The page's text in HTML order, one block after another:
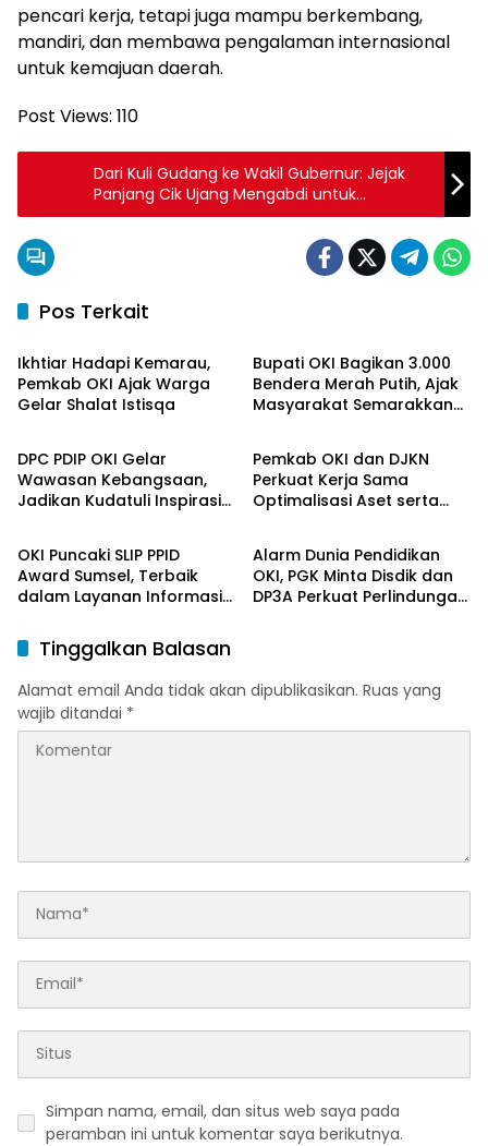
pencari kerja, tetapi juga mampu berkembang,
mandiri, dan membawa pengalaman internasional
untuk kemajuan daerah.
Post Views: 110
Dari Kuli Gudang ke Wakil Gubernur: Jejak
Panjang Cik Ujang Mengabdi untuk
Sumatera Selatan
Pos Terkait
OKI Maju Bersama
Ikhtiar Hadapi Kemarau,
Pemkab OKI Ajak Warga
Gelar Shalat Istisqa
Bupati OKI Bagikan 3.000
Bendera Merah Putih, Ajak
Masyarakat Semarakkan
OKI Maju Bersama
DPC PDIP OKI Gelar
Wawasan Kebangsaan,
Jadikan Kudatuli Inspirasi
OKI Maju Bersama
Pemkab OKI dan DJKN
Perkuat Kerja Sama
Optimalisasi Aset serta
OKI Maju Bersama
OKI Puncaki SLIP PPID
Award Sumsel, Terbaik
dalam Layanan Informasi
OKI Maju Bersama
Alarm Dunia Pendidikan
OKI, PGK Minta Disdik dan
DP3A Perkuat Perlindungan
Tinggalkan Balasan
Alamat email Anda tidak akan dipublikasikan. Ruas yang
wajib ditandai *
Simpan nama, email, dan situs web saya pada
peramban ini untuk komentar saya berikutnya.